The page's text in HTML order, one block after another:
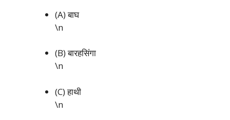
(A) बाघ
\n
(B) बारहसिंगा
\n
(C) हाथी
\n